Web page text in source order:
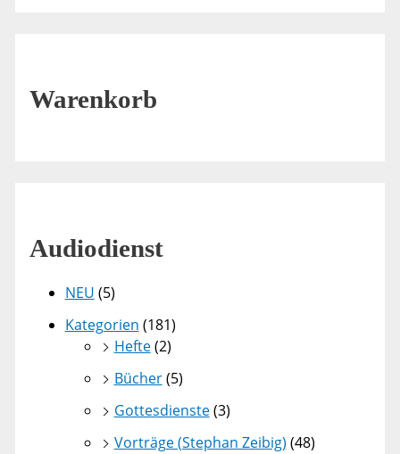
Warenkorb
Audiodienst
NEU (5)
Kategorien (181)
Hefte(2)
Bücher(5)
Gottesdienste(3)
Vorträge (Stephan Zeibig) (48)